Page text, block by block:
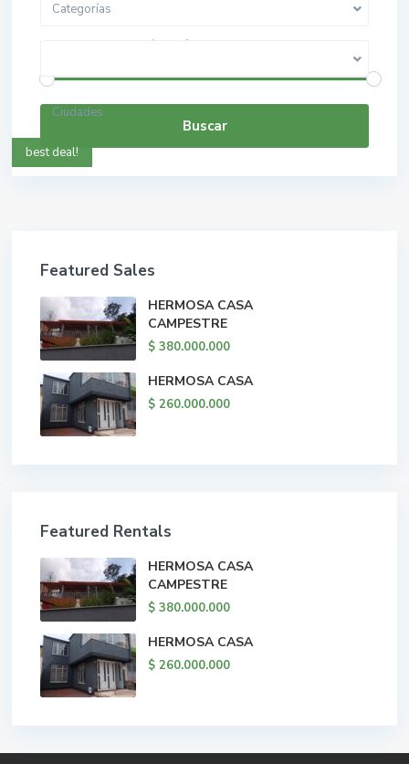
Categorías
Rango de precios: $ 0 a $ 5.000.000.000
Ciudades
Buscar
best deal!
Featured Sales
HERMOSA CASA
CAMPESTRE
$ 380.000.000
HERMOSA CASA
$ 260.000.000
Featured Rentals
HERMOSA CASA
CAMPESTRE
$ 380.000.000
HERMOSA CASA
$ 260.000.000